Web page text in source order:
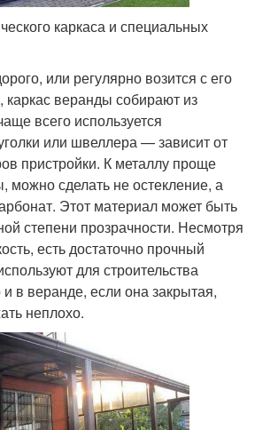
каркаса и специальных
или регулярно возится с его
каркас веранды собирают из
всего используется
или швеллера — зависит от
пристройки. К металлу проще
можно сделать не остекление, а
Этот материал может быть
степени прозрачности. Несмотря
есть достаточно прочный
для строительства
и в веранде, если она закрытая,
неплохо.